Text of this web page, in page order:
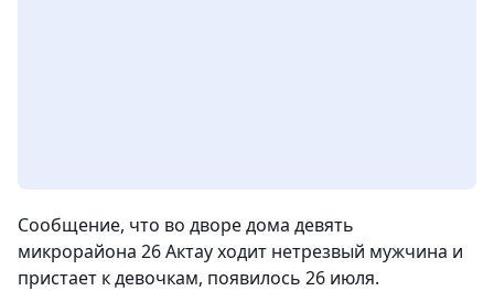
Сообщение, что во дворе дома девять
микрорайона 26 Актау ходит нетрезвый мужчина и
пристает к девочкам, появилось 26 июля.